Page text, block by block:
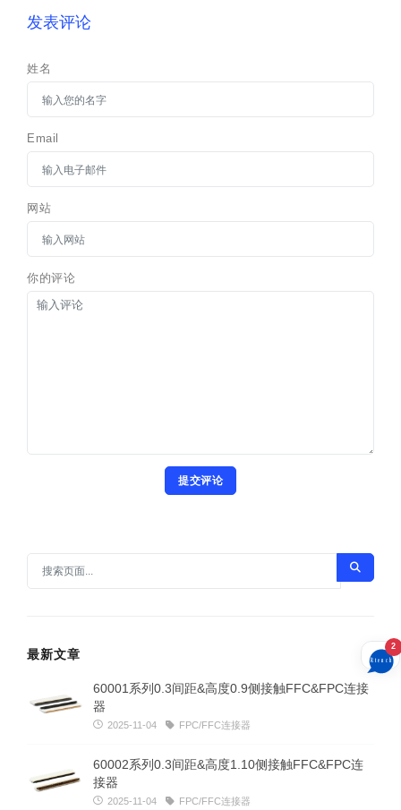
发表评论
姓名
Email
网站
你的评论
提交评论
最新文章
60001系列0.3间距&高度0.9侧接触FFC&FPC连接
器
2025-11-04 FPC/FFC连接器
60002系列0.3间距&高度1.10侧接触FFC&FPC连
接器
2025-11-04 FPC/FFC连接器
2